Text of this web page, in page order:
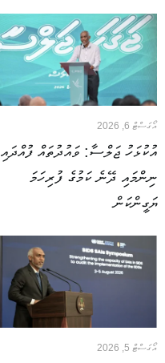
އޯގަސްޓް 6, 2026
އުކުޅަހު ޖަލްސާ: ވައުދުތައް ފުއްދައި
ނިންމައި ދޭނެ ކަމުގެ ފުރިހަމަ
ޔަގީންކަން
އޯގަސްޓް 5, 2026